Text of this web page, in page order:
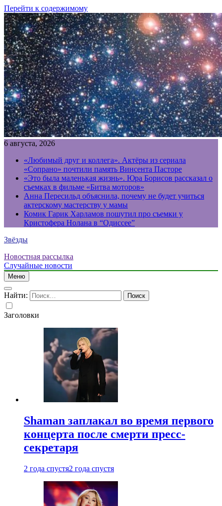
Перейти к содержимому
6 августа, 2026
«Любимый друг и коллега». Актёры из сериала
«Сопрано» почтили память Винсента Пасторе
«Это была маленькая жизнь». Юра Борисов рассказал о
съемках в фильме «Битва моторов»
Анна Пересильд объяснила, почему не будет учиться
актерскому мастерству у мамы
Комик Гарик Харламов пошутил про съемки у
Кристофера Нолана в “Одиссее”
Звёзды
Новостная рассылка
Случайные новости
Меню
Найти:
Заголовки
Shaman заплакал во время первого
концерта после смерти пресс-
секретаря
2 года спустя2 года спустя